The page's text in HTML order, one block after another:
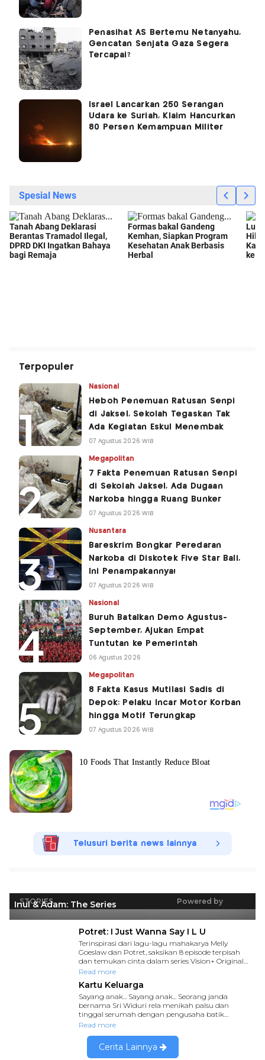
Penasihat AS Bertemu Netanyahu,
Gencatan Senjata Gaza Segera
Tercapai?
Israel Lancarkan 250 Serangan
Udara ke Suriah, Klaim Hancurkan
80 Persen Kemampuan Militer
Terpopuler
Nasional
Heboh Penemuan Ratusan Senpi
di Jaksel, Sekolah Tegaskan Tak
Ada Kegiatan Eskul Menembak
07 Agustus 2026 WIB
Megapolitan
7 Fakta Penemuan Ratusan Senpi
di Sekolah Jaksel, Ada Dugaan
Narkoba hingga Ruang Bunker
07 Agustus 2026 WIB
Nusantara
Bareskrim Bongkar Peredaran
Narkoba di Diskotek Five Star Bali,
Ini Penampakannya!
07 Agustus 2026 WIB
Nasional
Buruh Batalkan Demo Agustus-
September, Ajukan Empat
Tuntutan ke Pemerintah
06 Agustus 2026
Megapolitan
8 Fakta Kasus Mutilasi Sadis di
Depok: Pelaku Incar Motor Korban
hingga Motif Terungkap
07 Agustus 2026 WIB
Telusuri berita news lainnya